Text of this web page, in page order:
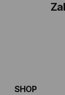
SHOP